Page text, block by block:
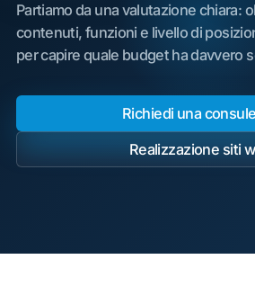
Partiamo da una valutazione chiara:
contenuti, funzioni e livello di
per capire quale budget ha davvero
Richiedi una
Realizzazione siti